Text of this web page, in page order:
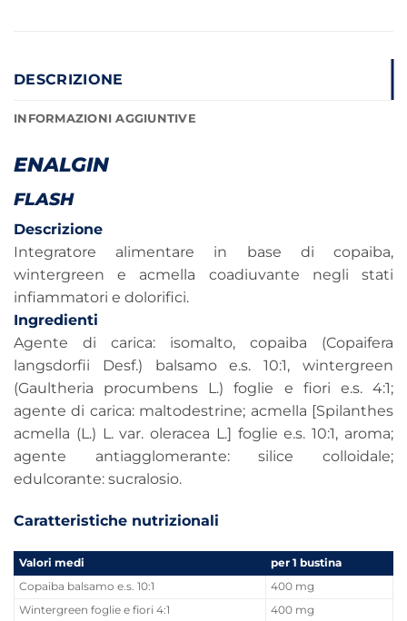
DESCRIZIONE
INFORMAZIONI AGGIUNTIVE
ENALGIN
FLASH
Descrizione
Integratore alimentare in base di copaiba,
wintergreen e acmella coadiuvante negli stati
infiammatori e dolorifici.
Ingredienti
Agente di carica: isomalto, copaiba (Copaifera
langsdorfii Desf.) balsamo e.s. 10:1, wintergreen
(Gaultheria procumbens L.) foglie e fiori e.s. 4:1;
agente di carica: maltodestrine; acmella [Spilanthes
acmella (L.) L. var. oleracea L.] foglie e.s. 10:1, aroma;
agente antiagglomerante: silice colloidale;
edulcorante: sucralosio.
Caratteristiche nutrizionali
Valori medi
per 1 bustina
Copaiba balsamo e.s. 10:1
400 mg
Wintergreen foglie e fiori 4:1
400 mg